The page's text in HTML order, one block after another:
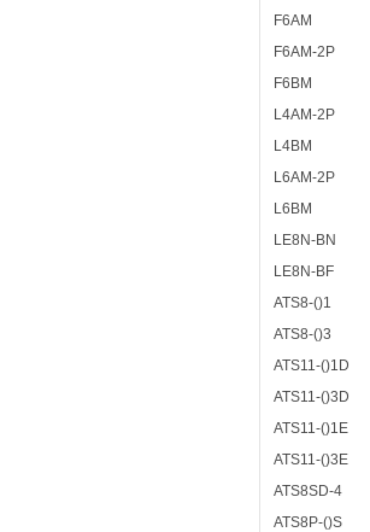
F6AM
F6AM-2P
F6BM
L4AM-2P
L4BM
L6AM-2P
L6BM
LE8N-BN
LE8N-BF
ATS8-()1
ATS8-()3
ATS11-()1D
ATS11-()3D
ATS11-()1E
ATS11-()3E
ATS8SD-4
ATS8P-()S